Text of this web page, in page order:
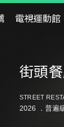
電視運動館
街頭
STREET
2026 ． 普遍